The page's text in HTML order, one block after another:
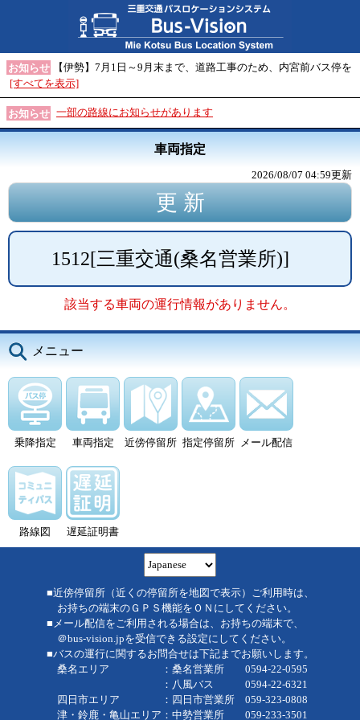
お知らせ
【伊勢】7月1日～9月末まで、道路工事のため、内宮前バス停を
[すべてを表示]
お知らせ 一部の路線にお知らせがあります
車両指定
2026/08/07 04:59更新
1512[三重交通(桑名営業所)]
該当する車両の運行情報がありません。
メニュー
乗降指定 車両指定 近傍停留所 指定停留所 メール配信
路線図 遅延証明書
■近傍停留所（近くの停留所を地図で表示）ご利用時は、
お持ちの端末のＧＰＳ機能をＯＮにしてください。
■メール配信をご利用される場合は、お持ちの端末で、
＠bus-vision.jpを受信できる設定にしてください。
■バスの運行に関するお問合せは下記までお願いします。
桑名エリア ：桑名営業所 0594-22-0595
：八風バス 0594-22-6321
四日市エリア ：四日市営業所 059-323-0808
津・鈴鹿・亀山エリア：中勢営業所 059-233-3501